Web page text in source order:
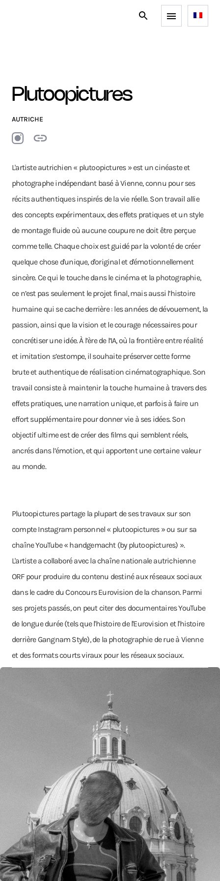
Plutoopictures
AUTRICHE
L'artiste autrichien « plutoopictures » est un cinéaste et
photographe indépendant basé à Vienne, connu pour ses
récits authentiques inspirés de la vie réelle. Son travail allie
des concepts expérimentaux, des effets pratiques et un style
de montage fluide où aucune coupure ne doit être perçue
comme telle. Chaque choix est guidé par la volonté de créer
quelque chose d'unique, d'original et d'émotionnellement
sincère. Ce qui le touche dans le cinéma et la photographie,
ce n’est pas seulement le projet final, mais aussi l’histoire
humaine qui se cache derrière : les années de dévouement, la
passion, ainsi que la vision et le courage nécessaires pour
concrétiser une idée. À l’ère de l’IA, où la frontière entre réalité
et imitation s’estompe, il souhaite préserver cette forme
brute et authentique de réalisation cinématographique. Son
travail consiste à maintenir la touche humaine à travers des
effets pratiques, une narration unique, et parfois à faire un
effort supplémentaire pour donner vie à ses idées. Son
objectif ultime est de créer des films qui semblent réels,
ancrés dans l’émotion, et qui apportent une certaine valeur
au monde.
Plutoopictures partage la plupart de ses travaux sur son
compte Instagram personnel « plutoopictures » ou sur sa
chaîne YouTube « handgemacht (by plutoopictures) ».
L'artiste a collaboré avec la chaîne nationale autrichienne
ORF pour produire du contenu destiné aux réseaux sociaux
dans le cadre du Concours Eurovision de la chanson. Parmi
ses projets passés, on peut citer des documentaires YouTube
de longue durée (tels que l'histoire de l'Eurovision et l'histoire
derrière Gangnam Style), de la photographie de rue à Vienne
et des formats courts viraux pour les réseaux sociaux.